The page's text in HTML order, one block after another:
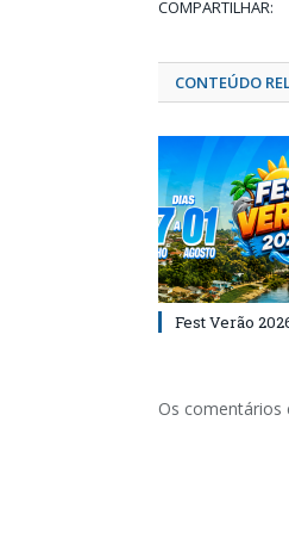
COMPARTILHAR:
CONTEÚDO
Fest Verão
Os comentários